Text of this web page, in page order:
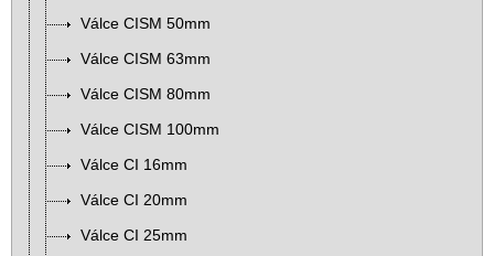
Válce CISM 50mm
Válce CISM 63mm
Válce CISM 80mm
Válce CISM 100mm
Válce CI 16mm
Válce CI 20mm
Válce CI 25mm